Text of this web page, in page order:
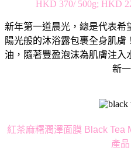
HKD 370/ 500g; HKD
新年第一道晨光，總是代表希
陽光般的沐浴露包裹全身肌膚！
油，隨著豐盈泡沫為肌膚注入
新
紅茶麻糬潤澤面膜 Black Tea
產品